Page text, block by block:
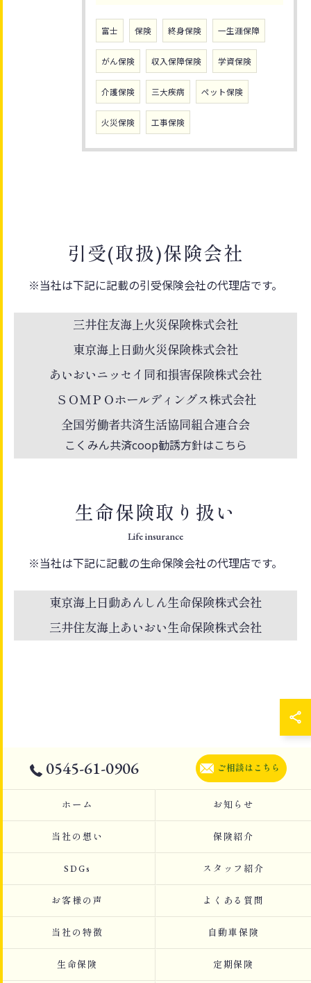
富士 保険 終身保険 一生涯保障
がん保険 収入保障保険 学資保険
介護保険 三大疾病 ペット保険
火災保険 工事保険
引受(取扱)保険会社
※当社は下記に記載の引受保険会社の代理店です。
三井住友海上火災保険株式会社
東京海上日動火災保険株式会社
あいおいニッセイ同和損害保険株式会社
ＳＯＭＰＯホールディングス株式会社
全国労働者共済生活協同組合連合会
こくみん共済coop勧誘方針はこちら
Life insurance
生命保険取り扱い
※当社は下記に記載の生命保険会社の代理店です。
東京海上日動あんしん生命保険株式会社
三井住友海上あいおい生命保険株式会社
0545-61-0906 ご相談はこちら
ホーム お知らせ
当社の想い 保険紹介
SDGs スタッフ紹介
お客様の声 よくある質問
当社の特徴 自動車保険
生命保険 定期保険